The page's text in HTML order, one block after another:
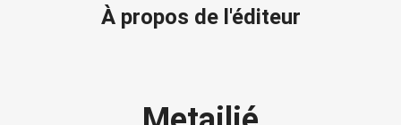
À propos de l'éditeur